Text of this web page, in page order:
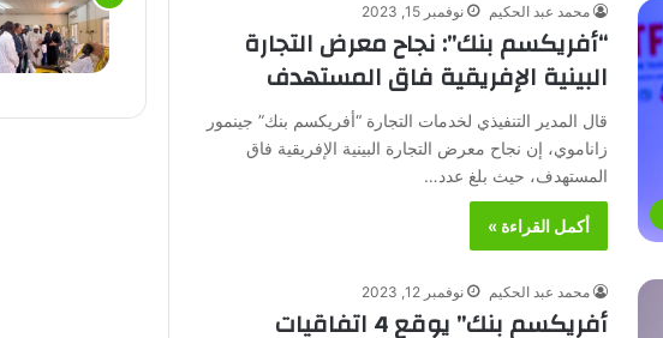
محمد عبد الحكيم نوفمبر 15, 2023
“أفريكسم بنك”: نجاح معرض التجارة
البينية الإفريقية فاق المستهدف
قال المدير التنفيذي لخدمات التجارة “أفريكسم بنك” جينمور
زاناموي، إن نجاح معرض التجارة البينية الإفريقية فاق
المستهدف، حيث بلغ عدد…
أكمل القراءة »
محمد عبد الحكيم نوفمبر 12, 2023
أفريكسم بنك” يوقع 4 اتفاقيات